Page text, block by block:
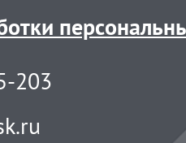
203